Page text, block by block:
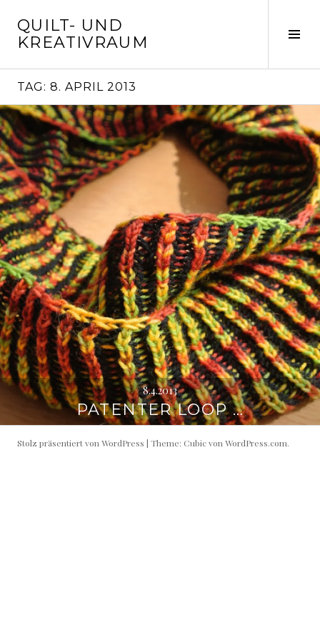
zum
Inhalt
QUILT- UND
KREATIVRAUM
TAG: 8. APRIL 2013
8.4.2013
PATENTER LOOP …
Stolz präsentiert von WordPress | Theme: Cubic von WordPress.com.